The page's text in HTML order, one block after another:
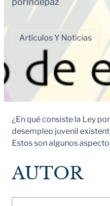
Artículos Y Noticias
¿En qué consiste la Ley
desempleo juvenil
Estos son algunos
AUTOR